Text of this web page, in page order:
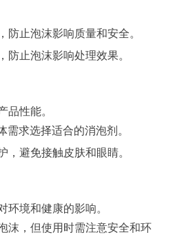
防止泡沫影响质量和安全。
防止泡沫影响处理效果。
品性能。
需求选择适合的消泡剂。
，避免接触皮肤和眼睛。
境和健康的影响。
沫，但使用时需注意安全和环